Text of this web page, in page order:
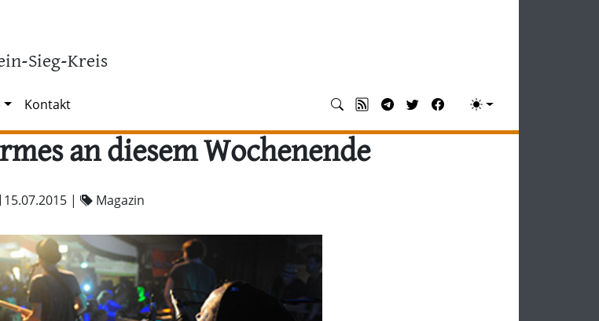
Sieg-Kreis
Kontakt
an diesem Wochenende
15.07.2015 | Magazin